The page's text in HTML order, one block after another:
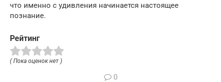
что именно с удивления начинается настоящее
познание.
Рейтинг
( Пока оценок нет )
0